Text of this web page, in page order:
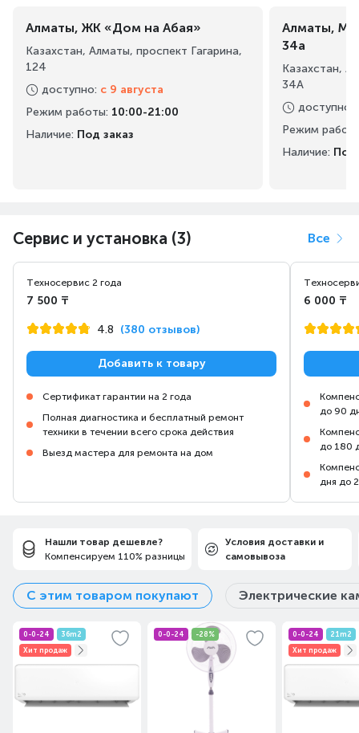
Алматы, ЖК «Дом на Абая»
Казахстан, Алматы, проспект Гагарина,
124
доступно: с 9 августа
Режим работы: 10:00-21:00
Наличие: Под заказ
Алматы,
34а
Казахстан,
34А
доступно
Режим
Наличие: Под
Сервис и установка (3) Все
Техносервис 2 года
7 500 ₸
4.8 (380 отзывов)
Добавить к товару
Сертификат гарантии на 2 года
Полная диагностика и бесплатный ремонт
техники в течении всего срока действия
Выезд мастера для ремонта на дом
6 000 ₸
до 90
до 180
дня до
Нашли товар дешевле?
Компенсируем 110% разницы
Условия доставки и
самовывоза
С этим товаром покупают Электрические
0-0-24
36m2
Хит продаж
0-0-24 -28% 0-0-24
21m2
Хит продаж